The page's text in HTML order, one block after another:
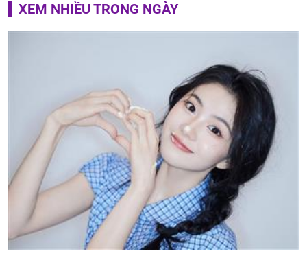
XEM NHIỀU TRONG NGÀY